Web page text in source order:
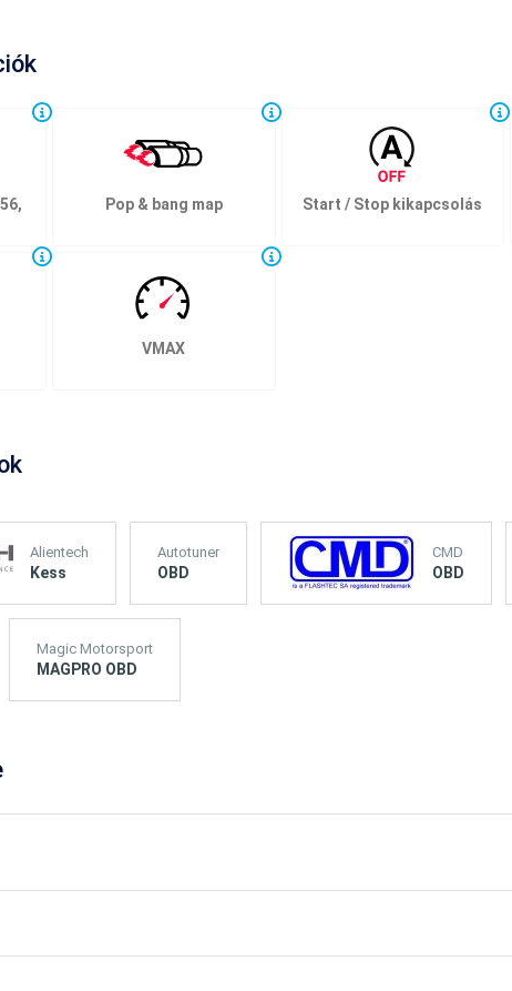
Pop & bang map Start / Stop kikapcsolás
VMAX
Alientech
Kess
Autotuner
OBD
CMD
OBD
Magic Motorsport
MAGPRO OBD